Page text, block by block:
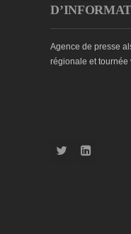
Agence de presse
régionale et tournée